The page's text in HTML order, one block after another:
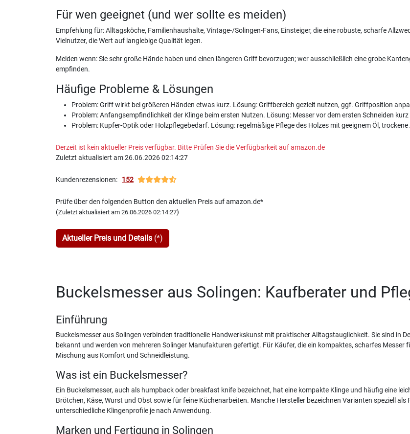
Für wen geeignet (und wer sollte es meiden)
Empfehlung für: Alltagsköche, Familienhaushalte, Vintage-/Solingen-Fans, Einsteiger, die eine robuste, scharfe
Vielnutzer, die Wert auf langlebige Qualität legen.
Meiden wenn: Sie sehr große Hände haben und einen längeren Griff bevorzugen; wer ausschließlich eine grobe
empfinden.
Häufige Probleme & Lösungen
Problem: Griff wirkt bei größeren Händen etwas kurz. Lösung: Griffbereich gezielt nutzen, ggf. Griffposition
Problem: Anfangsempfindlichkeit der Klinge beim ersten Nutzen. Lösung: Messer vor dem ersten Schneiden
Problem: Kupfer-Optik oder Holzpflegebedarf. Lösung: regelmäßige Pflege des Holzes mit geeignem Öl,
Derzeit ist kein aktueller Preis verfügbar. Bitte Prüfen Sie die Verfügbarkeit auf amazon.de
Zuletzt aktualisiert am 26.06.2026 02:14:27
Kundenrezensionen: 152
Prüfe über den folgenden Button den aktuellen Preis auf amazon.de*
(Zuletzt aktualisiert am 26.06.2026 02:14:27)
Aktueller Preis und Details (*)
Buckelsmesser aus Solingen: Kaufberater und
Einführung
Buckelsmesser aus Solingen verbinden traditionelle Handwerkskunst mit praktischer Alltagstauglichkeit. Sie sind in
bekannt und werden von mehreren Solinger Manufakturen gefertigt. Für Käufer, die ein kompaktes, scharfes Messer
Mischung aus Komfort und Schneidleistung.
Was ist ein Buckelsmesser?
Ein Buckelsmesser, auch als humpback oder breakfast knife bezeichnet, hat eine kompakte Klinge und häufig eine
Brötchen, Käse, Wurst und Obst sowie für feine Küchenarbeiten. Manche Hersteller bezeichnen Varianten speziell
unterschiedliche Klingenprofile je nach Anwendung.
Marken und Fertigung in Solingen